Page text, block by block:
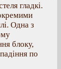
гладкі.
Одна з
блоку,
по